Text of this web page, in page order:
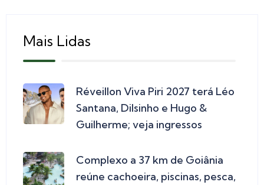
Mais Lidas
Réveillon Viva Piri 2027 terá Léo
Santana, Dilsinho e Hugo &
Guilherme; veja ingressos
Complexo a 37 km de Goiânia
reúne cachoeira, piscinas, pesca,